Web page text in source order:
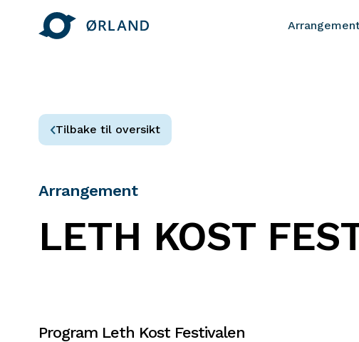
Tilbake til oversikt
Arrangement
LETH KOST
Program Leth Kost Festivalen